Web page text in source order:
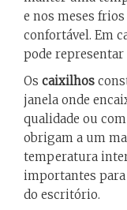
e nos meses
confortável. Em
pode representar
Os caixilhos
janela onde
qualidade ou
obrigam a um
temperatura
importantes para
do escritório.